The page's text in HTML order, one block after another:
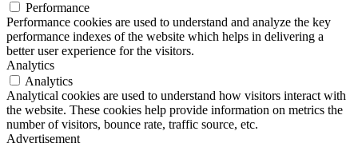
Performance
Performance cookies are used to understand and analyze the key
performance indexes of the website which helps in delivering a
better user experience for the visitors.
Analytics
Analytics
Analytical cookies are used to understand how visitors interact with
the website. These cookies help provide information on metrics the
number of visitors, bounce rate, traffic source, etc.
Advertisement